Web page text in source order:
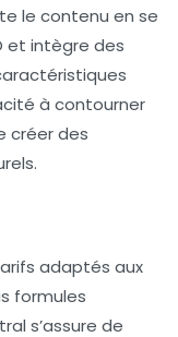
le contenu en se
et intègre des
à contourner
créer des
adaptés aux
formules
s’assure de